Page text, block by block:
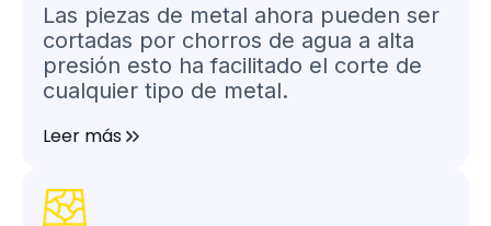
Las piezas de metal ahora pueden ser
cortadas por chorros de agua a alta
presión esto ha facilitado el corte de
cualquier tipo de metal.
Leer más